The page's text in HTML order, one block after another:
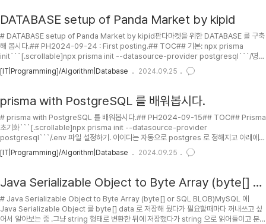
면 안됨.)단점1. 키가 정렬이되 있는 숫자여야 한다. (@@index 필수적)2..
DATABASE setup of Panda Market by kipid
# DATABASE setup of Panda Market by kipid판다마켓을 위한 DATABASE 를 구축
해 봅시다.## PH2024-09-24 : First posting.## TOC## 기본: npx prisma
init```[.scrollable]npx prisma init --datasource-provider postgresql```/명령
을 실행해서 다음과 같은 파일을 얻자.```[.scrollable]generator client { provider =
"prisma-client-js"}datasource db { provider = "postgresql" url =
[IT|Programming]/Algorithm|Database 2024.09.25
prisma with PostgreSQL 를 배워봅시다.
# prisma with PostgreSQL 를 배워봅시다.## PH2024-09-15## TOC## Prisma
초기화```[.scrollable]npx prisma init --datasource-provider
postgresql```/.env 파일 설정하기. 아이디는 자동으로 postgres 로 정해지고 아래에
[password] 는 자신이 설정한 비밀번호를 넣어주고 (비번에 특수문자가 들어간 경우
encodeURIComponent kipid's blog :: Encode/Unescape and
URL 에선 특수하게 쓰이니...), [database_name] 에는 사용할 DB name 을 ..
[IT|Programming]/Algorithm|Database 2024.09.25
Java Serializable Object to Byte Array (byte[] or
SQL BLOB)
# Java Serializable Object to Byte Array (byte[] or SQL BLOB)MySQL 에
Java Serializable Object 를 byte[] data 로 저장해 뒀다가 필요할때마다 꺼내쓰고 싶
어서 알아보는 중 .그냥 string 형태로 변환한 뒤에 저장했다가 string 으로 읽어들이고 분석